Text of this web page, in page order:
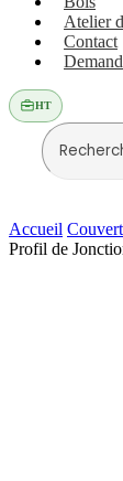
Atelier
Contact
HT
Accueil
Profil de